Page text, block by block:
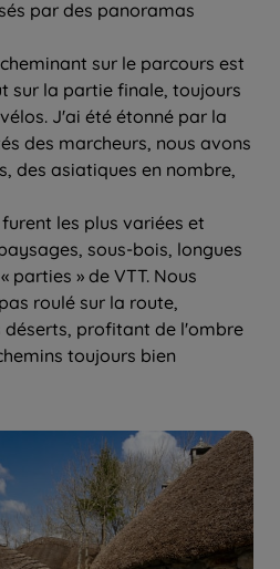
par des panoramas
sur le parcours est
sur la partie finale, toujours
J'ai été étonné par la
des marcheurs, nous avons
des asiatiques en nombre,
les plus variées et
sous-bois, longues
parties » de VTT. Nous
roulé sur la route,
profitant de l'ombre
toujours bien